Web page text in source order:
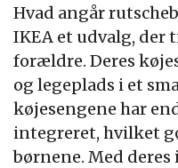
Hvad angår
IKEA et udvalg, der
forældre. Deres
og legeplads i et
køjesengene har
integreret, hvilket
børnene. Med